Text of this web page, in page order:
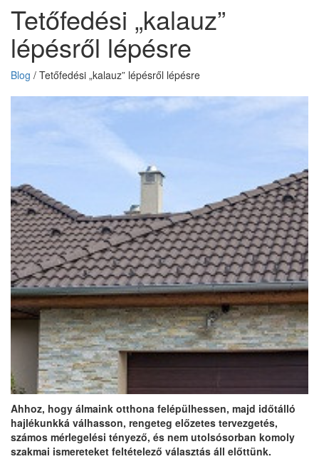
Tetőfedési „kalauz”
lépésről lépésre
Blog / Tetőfedési „kalauz” lépésről lépésre
Ahhoz, hogy álmaink otthona felépülhessen, majd időtálló
hajlékunkká válhasson, rengeteg előzetes tervezgetés,
számos mérlegelési tényező, és nem utolsósorban komoly
szakmai ismereteket feltételező választás áll előttünk.